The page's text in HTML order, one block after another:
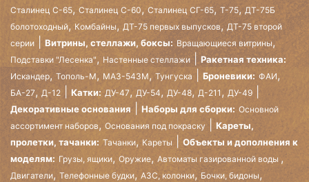
Сталинец С-65, Сталинец С-60, Сталинец СГ-65, Т-75, ДТ-75Б
болотоходный, Комбайны, ДТ-75 первых выпусков, ДТ-75 второй
серии
Витрины, стеллажи, боксы: Вращающиеся витрины,
Подставки "Лесенка", Настенные стеллажи Ракетная техника:
Искандер, Тополь-М, МАЗ-543М,Тунгуска Броневики: ФАИ,
БА-27, Д-12 Катки: ДУ-47, ДУ-54, ДУ-48, Д-211 , ДУ-49
Декоративные основания Наборы для сборки: Основной
ассортимент наборов, Основания под покраску
Кареты,
пролетки, тачанки: Тачанки, Кареты
Объекты и дополнения к
моделям: Грузы, ящики, Оружие, Автоматы газированной воды ,
Двигатели, Телефонные будки, АЗС, колонки,Бочки, бидоны,